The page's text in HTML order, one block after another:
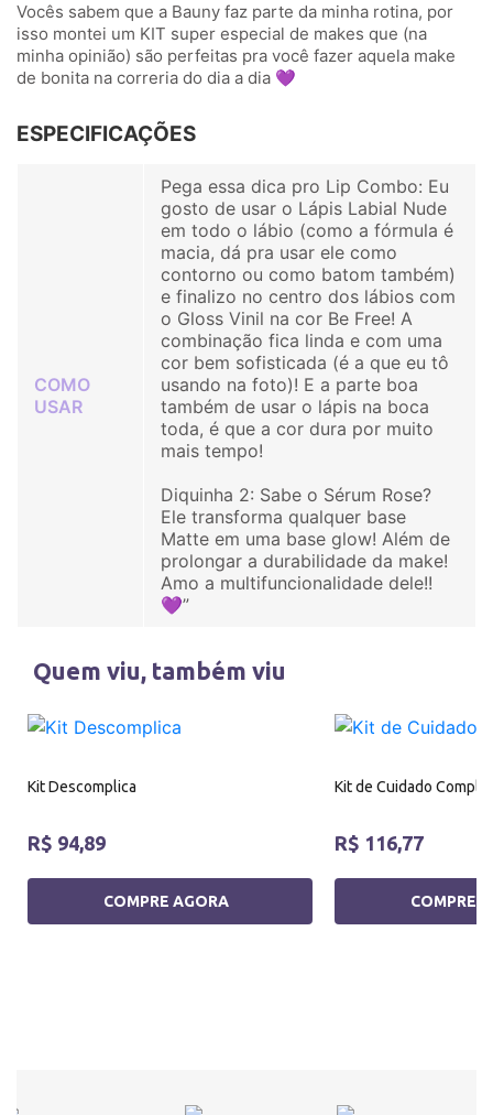
Vocês sabem que a Bauny faz parte da minha rotina, por
isso montei um KIT super especial de makes que (na
minha opinião) são perfeitas pra você fazer aquela make
de bonita na correria do dia a dia 💜
ESPECIFICAÇÕES
COMO
USAR
Pega essa dica pro Lip Combo: Eu
gosto de usar o Lápis Labial Nude
em todo o lábio (como a fórmula é
macia, dá pra usar ele como
contorno ou como batom também)
e finalizo no centro dos lábios com
o Gloss Vinil na cor Be Free! A
combinação fica linda e com uma
cor bem sofisticada (é a que eu tô
usando na foto)! E a parte boa
também de usar o lápis na boca
toda, é que a cor dura por muito
mais tempo!
Diquinha 2: Sabe o Sérum Rose?
Ele transforma qualquer base
Matte em uma base glow! Além de
prolongar a durabilidade da make!
Amo a multifuncionalidade dele!!
💜”
Quem viu, também viu
Kit Descomplica
R$ 94,89
COMPRE AGORA
Kit de Cuidado
R$ 116,77
COMPRE